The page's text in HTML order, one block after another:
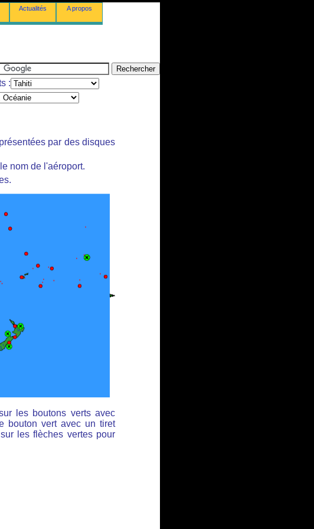
Actualités A propos
:
par des disques
nom de l'aéroport.
les boutons verts avec
bouton vert avec un tiret
les flèches vertes pour